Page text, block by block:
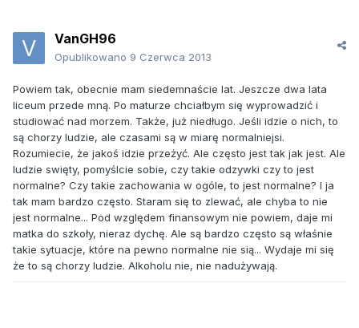
VanGH96
Opublikowano 9 Czerwca 2013
Powiem tak, obecnie mam siedemnaście lat. Jeszcze dwa lata
liceum przede mną. Po maturze chciałbym się wyprowadzić i
studiować nad morzem. Także, już niedługo. Jeśli idzie o nich, to
są chorzy ludzie, ale czasami są w miarę normalniejsi.
Rozumiecie, że jakoś idzie przeżyć. Ale często jest tak jak jest. Ale
ludzie swięty, pomyślcie sobie, czy takie odzywki czy to jest
normalne? Czy takie zachowania w ogóle, to jest normalne? I ja
tak mam bardzo często. Staram się to zlewać, ale chyba to nie
jest normalne... Pod względem finansowym nie powiem, daje mi
matka do szkoły, nieraz dychę. Ale są bardzo często są właśnie
takie sytuacje, które na pewno normalne nie sią... Wydaje mi się
że to są chorzy ludzie. Alkoholu nie, nie nadużywają.